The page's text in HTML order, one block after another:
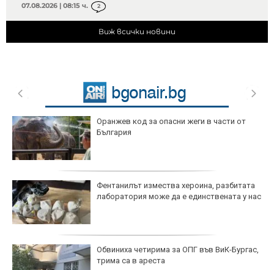
07.08.2026 | 08:15 ч. 2
Виж всички новини
Оранжев код за опасни жеги в части от
България
Фентанилът измества хероина, разбитата
лаборатория може да е единствената у нас
Обвиниха четирима за ОПГ във ВиК-Бургас,
трима са в ареста